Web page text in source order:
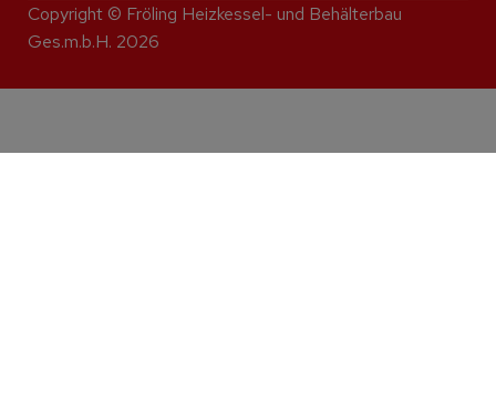
Copyright © Fröling Heizkessel- und Behälterbau
Ges.m.b.H. 2026